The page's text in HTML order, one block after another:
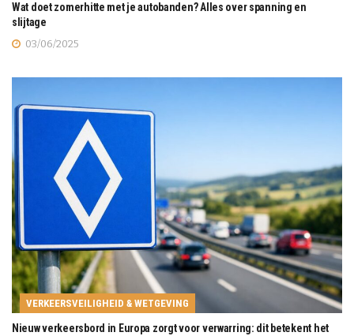
Wat doet zomerhitte met je autobanden? Alles over spanning en
slijtage
03/06/2025
VERKEERSVEILIGHEID & WETGEVING
Nieuw verkeersbord in Europa zorgt voor verwarring: dit betekent het